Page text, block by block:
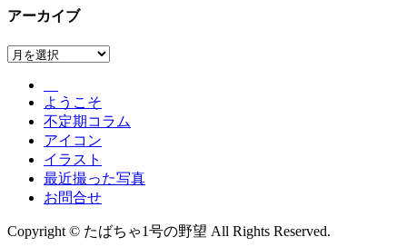
アーカイブ
ア
ようこそ
不定期コラム
アイコン
イラスト
最近撮った写真
お問合せ
Copyright © たばちゃ1号の野望 All Rights Reserved.